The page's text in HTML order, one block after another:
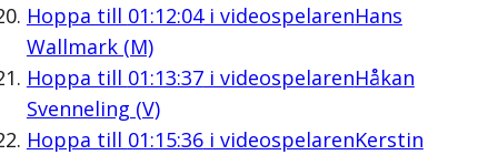
Hoppa till 01:12:04i videospelarenHans
Wallmark (M)
Hoppa till 01:13:37i videospelarenHåkan
Svenneling (V)
Hoppa till 01:15:36i videospelarenKerstin